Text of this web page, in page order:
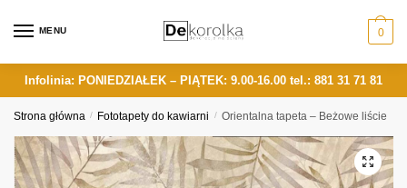
MENU 0
Infolinia: PONIEDZIAŁEK – PIĄTEK: 9.00-16.00 tel.: 881 31 71 81
Strona główna / Fototapety do kawiarni / Orientalna tapeta – Beżowe liście